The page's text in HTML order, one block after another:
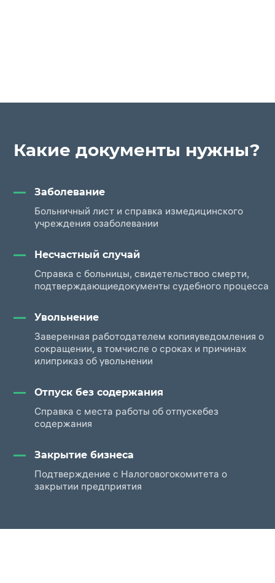
Какие документы нужны?
Заболевание
Больничный лист и справка измедицинского
учреждения озаболевании
Несчастный случай
Справка с больницы, свидетельствоо смерти,
подтверждающиедокументы судебного процесса
Увольнение
Заверенная работодателем копияуведомления о
сокращении, в томчисле о сроках и причинах
илиприказ об увольнении
Отпуск без содержания
Справка с места работы об отпускебез
содержания
Закрытие бизнеса
Подтверждение с Налоговогокомитета о
закрытии предприятия